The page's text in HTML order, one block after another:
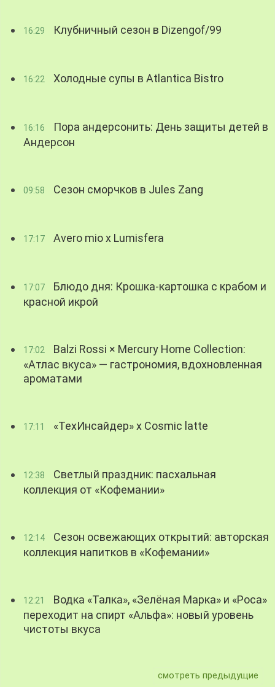
16:29 Клубничный сезон в Dizengof/99
16:22 Холодные супы в Atlantica Bistro
16:16
Пора андерсонить: День защиты детей в
Андерсон
09:58 Сезон сморчков в Jules Zang
17:17 Avero mio x Lumisfera
17:07
Блюдо дня: Крошка-картошка с крабом и
красной икрой
17:02
Balzi Rossi × Mercury Home Collection:
«Атлас вкуса» — гастрономия, вдохновленная
ароматами
17:11 «ТехИнсайдер» х Cosmic latte
12:38
Светлый праздник: пасхальная
коллекция от «Кофемании»
12:14
Сезон освежающих открытий: авторская
коллекция напитков в «Кофемании»
12:21
Водка «Талка», «Зелёная Марка» и «Роса»
переходит на спирт «Альфа»: новый уровень
чистоты вкуса
смотреть предыдущие